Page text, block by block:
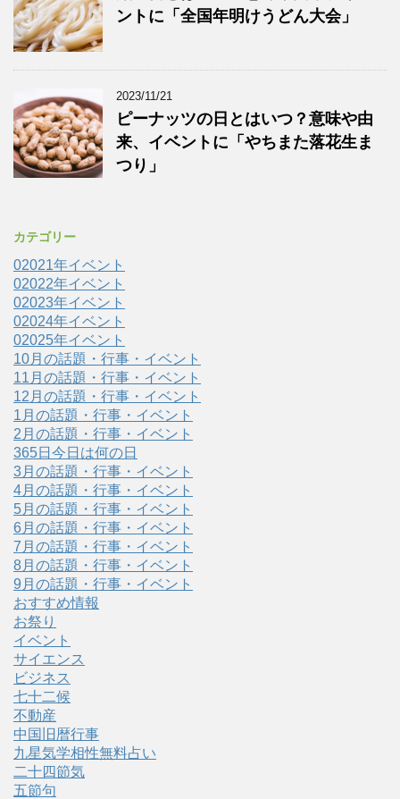
ントに「全国年明けうどん大会」
2023/11/21
ピーナッツの日とはいつ？意味や由
来、イベントに「やちまた落花生ま
つり」
カテゴリー
02021年イベント
02022年イベント
02023年イベント
02024年イベント
02025年イベント
10月の話題・行事・イベント
11月の話題・行事・イベント
12月の話題・行事・イベント
1月の話題・行事・イベント
2月の話題・行事・イベント
365日今日は何の日
3月の話題・行事・イベント
4月の話題・行事・イベント
5月の話題・行事・イベント
6月の話題・行事・イベント
7月の話題・行事・イベント
8月の話題・行事・イベント
9月の話題・行事・イベント
おすすめ情報
お祭り
イベント
サイエンス
ビジネス
七十二候
不動産
中国旧暦行事
九星気学相性無料占い
二十四節気
五節句